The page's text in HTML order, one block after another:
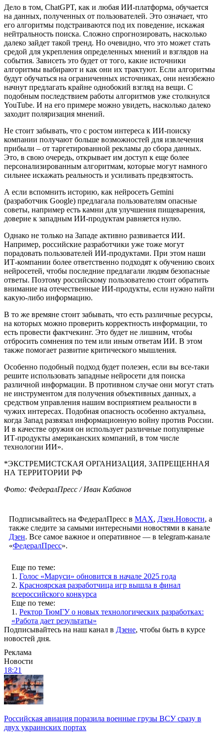
Дело в том, ChatGPT, как и любая ИИ-платформа, обучается
на данных, полученных от пользователей. Это означает, что
его алгоритмы подстраиваются под их поведение, искажая
нейтральность поиска. Сложно спрогнозировать, насколько
далеко зайдет такой тренд. Но очевидно, что это может стать
средой для укрепления определенных мнений и взглядов на
события. Зависеть это будет от того, какие источники
алгоритмы выбирают и как они их трактуют. Если алгоритмы
будут обучаться на ограниченных источниках, они неизбежно
начнут предлагать крайне однобокий взгляд на вещи. С
подобным последствием работы алгоритмов уже столкнулся
YouTube. И на его примере можно увидеть, насколько далеко
заходит поляризация мнений.
Не стоит забывать, что с ростом интереса к ИИ-поиску
компании получают больше возможностей для извлечения
прибыли – от таргетированной рекламы до сбора данных.
Это, в свою очередь, открывает им доступ к еще более
персонализированным алгоритмам, которые могут намного
сильнее искажать реальность и усиливать предвзятость.
А если вспомнить историю, как нейросеть Gemini
(разработчик Google) предлагала пользователям опасные
советы, например есть камни для улучшения пищеварения,
доверие к западным ИИ-продуктам равняется нулю.
Однако не только на Западе активно развивается ИИ.
Например, российские разработчики уже тоже могут
порадовать пользователей ИИ-продуктами. При этом наши
ИТ-компании более ответственно подходят к обучению своих
нейросетей, чтобы последние предлагали людям безопасные
ответы. Поэтому российскому пользователю стоит обратить
внимание на отечественные ИИ-продукты, если нужно найти
какую-либо информацию.
В то же времяне стоит забывать, что есть различные ресурсы,
на которых можно проверить корректность информации, то
есть провести фактчекинг. Это будет не лишним, чтобы
отбросить сомнения по тем или иным ответам ИИ. В этом
также помогает развитие критического мышления.
Особенно подобный подход будет полезен, если вы все-таки
решите использовать западные нейросети для поиска
различной информации. В противном случае они могут стать
не инструментом для получения объективных данных, а
средством управления нашим восприятием реальности в
чужих интересах. Подобная опасность особенно актуальна,
когда Запад развязал информационную войну против России.
И в качестве оружия он использует различные популярные
ИТ-продукты американских компаний, в том числе
технологии ИИ».
*ЭКСТРЕМИСТСКАЯ ОРГАНИЗАЦИЯ, ЗАПРЕЩЕННАЯ
НА ТЕРРИТОРИИ РФ
Фото: ФедералПресс / Иван Кабанов
Подписывайтесь на ФедералПресс в МАХ, Дзен.Новости, а
также следите за самыми интересными новостями в канале
Дзен. Все самое важное и оперативное — в telegram-канале
«ФедералПресс».
Еще по теме:
1. Голос «Маруси» обновится в начале 2025 года
2. Красноярская разработчица игр вышла в финал
всероссийского конкурса
Еще по теме:
1. Ректор ТюмГУ о новых технологических разработках:
«Работа дает результаты»
Подписывайтесь на наш канал в Дзене, чтобы быть в курсе
новостей дня.
Реклама
Новости
18:21
Российская авиация поразила военные грузы ВСУ сразу в
двух украинских портах